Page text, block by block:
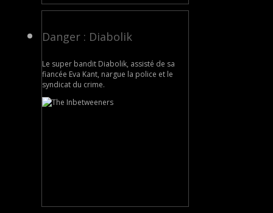
Danger : Diabolik
Le super bandit Diabolik, assisté de sa
fiancée Eva Kant, nargue la police et le
syndicat du crime.